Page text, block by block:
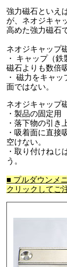
強力磁石といえ
が、ネオジキャ
高めた強力磁石
ネオジキャップ
・ キャップ（
磁石よりも数倍
・ 磁力をキャ
面ではない。
ネオジキャップ
・製品の固定用
・落下物の引き
・吸着面に直接
空けない。
・取り付けねじ
う。
■ プルダウンメ
クリックしてご